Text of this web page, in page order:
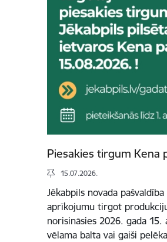
Piesakies tirgum Kena
15.07.2026.
Jēkabpils novada
aprīkojumu tirgot
norisināsies 2026. gada
vēlama balta vai gaiši